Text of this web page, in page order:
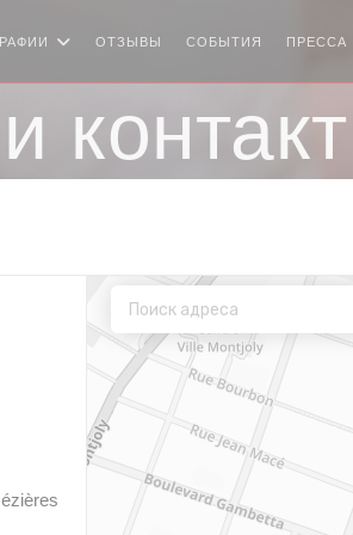
ОТЗЫВЫ СОБЫТИЯ ПРЕССА
((открывается в новом окне))